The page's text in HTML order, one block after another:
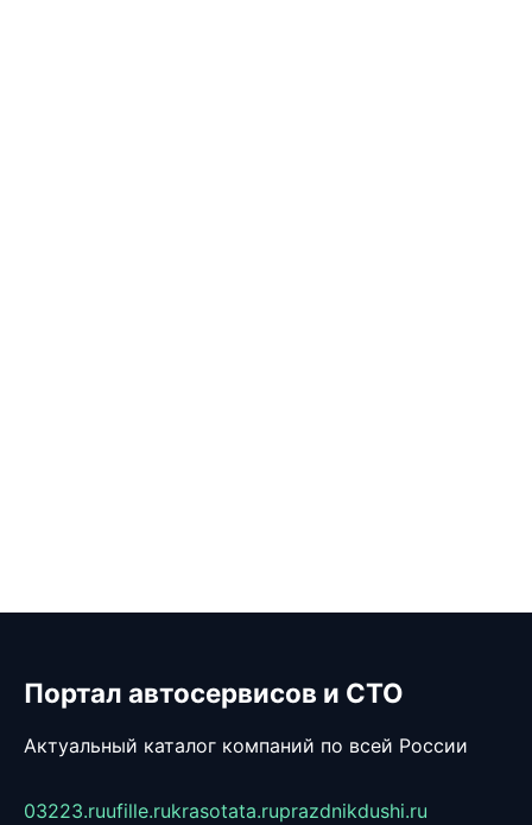
Портал автосервисов и СТО
Актуальный каталог компаний по всей России
03223.ruufille.rukrasotata.ruprazdnikdushi.ru